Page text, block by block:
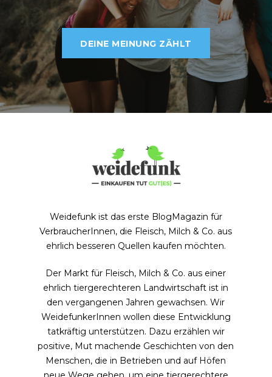
DEINE MEINUNG ZÄHLT
Weidefunk ist das erste BlogMagazin für
VerbraucherInnen, die Fleisch, Milch & Co. aus
ehrlich besseren Quellen kaufen möchten.
Der Markt für Fleisch, Milch & Co. aus einer
ehrlich tiergerechteren Landwirtschaft ist in
den vergangenen Jahren gewachsen. Wir
WeidefunkerInnen wollen diese Entwicklung
tatkräftig unterstützen. Dazu erzählen wir
positive, Mut machende Geschichten von den
Menschen, die in Betrieben und auf Höfen